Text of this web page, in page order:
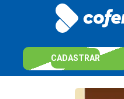
CADASTRAR